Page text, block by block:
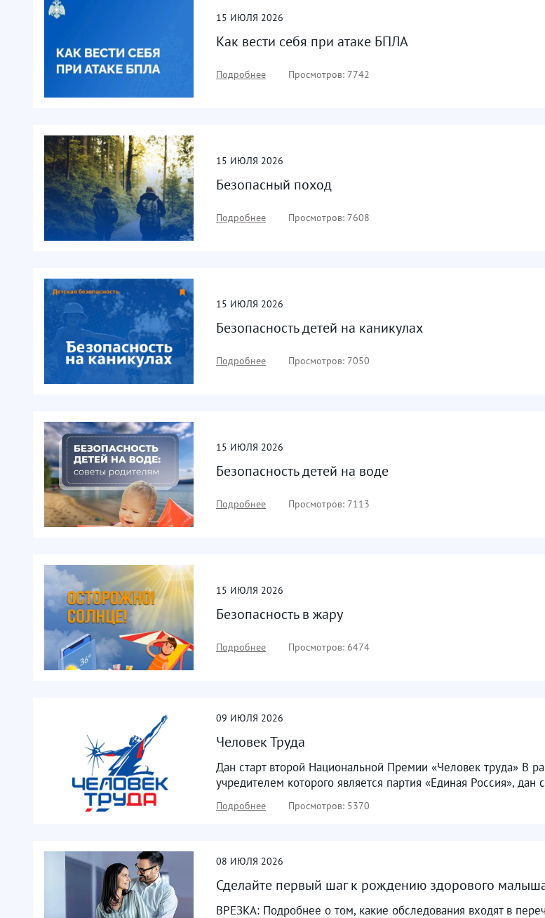
15 ИЮЛЯ 2026
Как вести себя при атаке БПЛА
Подробнее Просмотров: 7742
15 ИЮЛЯ 2026
Безопасный поход
Подробнее Просмотров: 7608
15 ИЮЛЯ 2026
Безопасность детей на каникулах
Подробнее Просмотров: 7050
15 ИЮЛЯ 2026
Безопасность детей на воде
Подробнее Просмотров: 7113
15 ИЮЛЯ 2026
Безопасность в жару
Подробнее Просмотров: 6474
09 ИЮЛЯ 2026
Человек Труда
Дан старт второй Национальной Премии «Человек труда» В
учредителем которого является партия «Единая Россия»,
Подробнее Просмотров: 5370
08 ИЮЛЯ 2026
Сделайте первый шаг к рождению здорового
ВРЕЗКА: Подробнее о том, какие обследования входят в